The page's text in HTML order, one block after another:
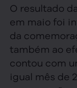
O resultado
em maio foi
da
também ao
contou com
igual mês de